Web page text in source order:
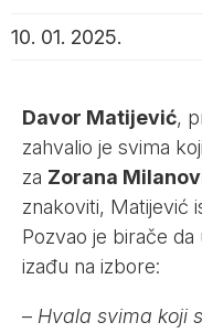
10. 01. 2025.
Davor Matijević,
zahvalio je svima
za Zorana
znakoviti, Matijević
Pozvao je birače da
izađu na izbore:
– Hvala svima koji